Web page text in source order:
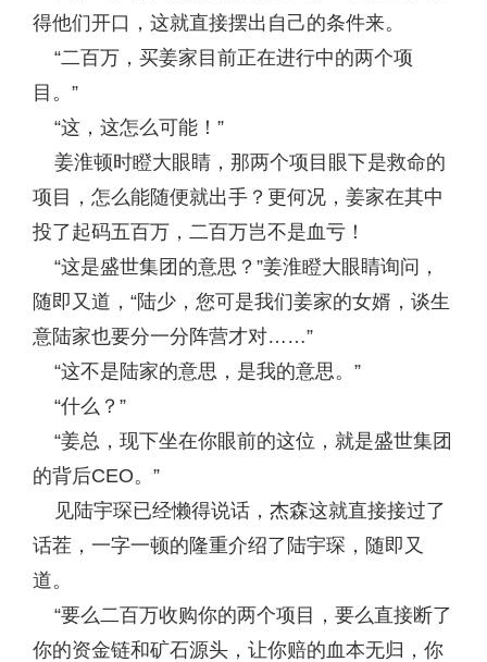
得他们开口，这就直接摆出自己的条件来。
“二百万，买姜家目前正在进行中的两个项
目。”
“这，这怎么可能！”
姜淮顿时瞪大眼睛，那两个项目眼下是救命的
项目，怎么能随便就出手？更何况，姜家在其中
投了起码五百万，二百万岂不是血亏！
“这是盛世集团的意思？”姜淮瞪大眼睛询问，
随即又道，“陆少，您可是我们姜家的女婿，谈生
意陆家也要分一分阵营才对……”
“这不是陆家的意思，是我的意思。”
“什么？”
“姜总，现下坐在你眼前的这位，就是盛世集团
的背后CEO。”
见陆宇琛已经懒得说话，杰森这就直接接过了
话茬，一字一顿的隆重介绍了陆宇琛，随即又
道。
“要么二百万收购你的两个项目，要么直接断了
你的资金链和矿石源头，让你赔的血本无归，你